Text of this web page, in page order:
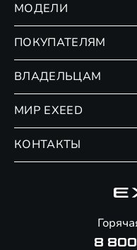
МОДЕЛИ
ПОКУПАТЕЛЯМ
Страхование
ВЛАДЕЛЬЦАМ
Сервис
Помощь на дорогах
Специальные
МИР EXEED
КОНТАКТЫ
8